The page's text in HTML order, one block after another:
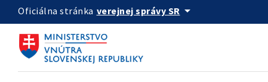
Preskocit na hlavný obsah
Oficiálna stránka verejnej správy SR arrow_drop_down